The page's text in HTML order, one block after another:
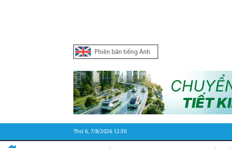
Phiên bản tiếng Anh
Thứ 6, 7/8/2026 12:30